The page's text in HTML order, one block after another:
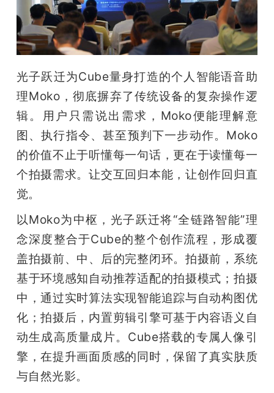
光子跃迁为Cube量身打造的个人智能语音助
理Moko，彻底摒弃了传统设备的复杂操作逻
辑。用户只需说出需求，Moko便能理解意
图、执行指令、甚至预判下一步动作。Moko
的价值不止于听懂每一句话，更在于读懂每一
个拍摄需求。让交互回归本能，让创作回归直
觉。
以Moko为中枢，光子跃迁将“全链路智能”理
念深度整合于Cube的整个创作流程，形成覆
盖拍摄前、中、后的完整闭环。拍摄前，系统
基于环境感知自动推荐适配的拍摄模式；拍摄
中，通过实时算法实现智能追踪与自动构图优
化；拍摄后，内置剪辑引擎可基于内容语义自
动生成高质量成片。Cube搭载的专属人像引
擎，在提升画面质感的同时，保留了真实肤质
与自然光影。